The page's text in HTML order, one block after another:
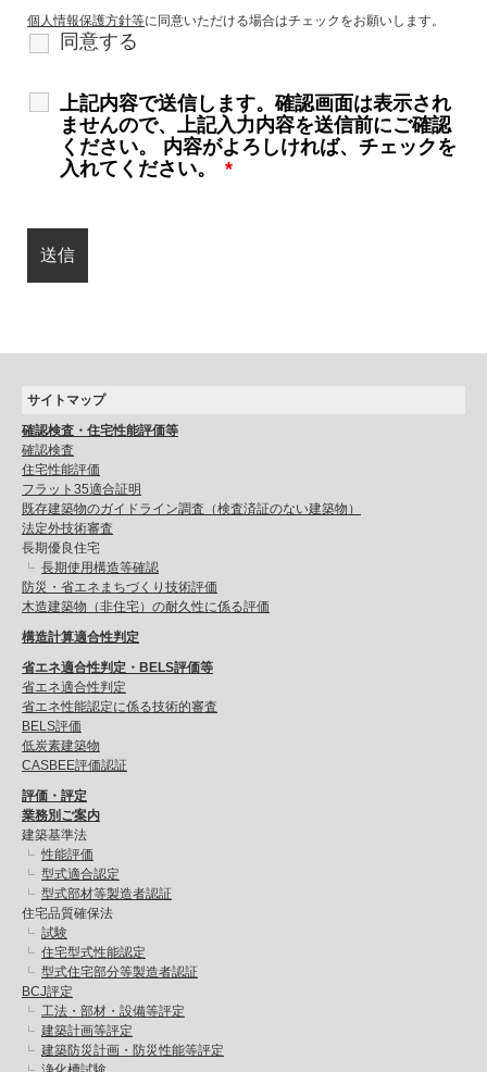
同意する
個人情報保護方針等に同意いただける場合はチェックをお願いします。
上記内容で送信します。確認画面は表示され
ませんので、上記入力内容を送信前にご確認
ください。 内容がよろしければ、チェックを
入れてください。
*
サイトマップ
確認検査・住宅性能評価等
確認検査
住宅性能評価
フラット35適合証明
既存建築物のガイドライン調査（検査済証のない建築物）
法定外技術審査
長期優良住宅
長期使用構造等確認
防災・省エネまちづくり技術評価
木造建築物（非住宅）の耐久性に係る評価
構造計算適合性判定
省エネ適合性判定・BELS評価等
省エネ適合性判定
省エネ性能認定に係る技術的審査
BELS評価
低炭素建築物
CASBEE評価認証
評価・評定
業務別ご案内
建築基準法
性能評価
型式適合認定
型式部材等製造者認証
住宅品質確保法
試験
住宅型式性能認定
型式住宅部分等製造者認証
BCJ評定
工法・部材・設備等評定
建築計画等評定
建築防災計画・防災性能等評定